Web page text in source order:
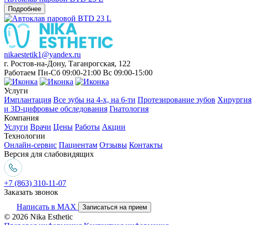
Подробнее
nikaestetik1@yandex.ru
г. Ростов-на-Дону, Таганрогская, 122
Работаем Пн-Сб 09:00-21:00 Вс 09:00-15:00
Услуги
Имплантация Все зубы на 4-х, на 6-ти Протезирование зубов Хирургия
и 3D-цифровые обследования Гнатология
Компания
Услуги Врачи Цены Работы Акции
Технологии
Онлайн-сервис Пациентам Отзывы Контакты
Версия для слабовидящих
+7 (863) 310-11-07
Заказать звонок
Написать в MAX
Записаться на прием
© 2026 Nika Esthetic